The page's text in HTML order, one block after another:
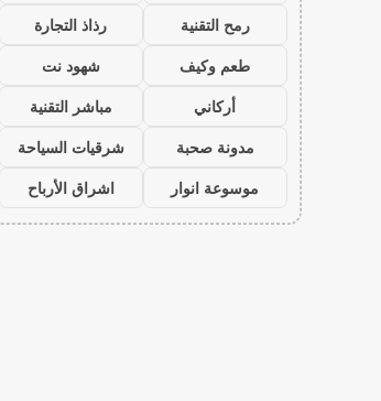
رمح التقنية
رذاذ التجارة
طعم وكيف
شهود نت
أركاني
مباشر التقنية
مدونة صحبة
شرقيات السياحة
موسوعة انوار
اشراق الأرباح